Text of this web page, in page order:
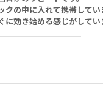
クの中に入れて携帯してい
に効き始める感じがしてい